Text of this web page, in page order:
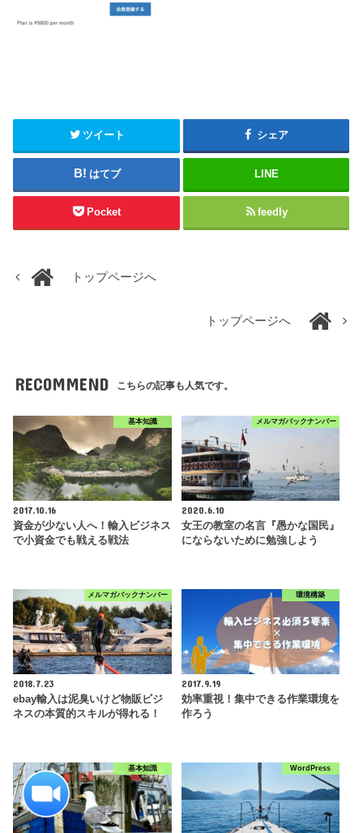
ツイート シェア
はてブ LINE
Pocket feedly
トップページへ
トップページへ
RECOMMEND こちらの記事も人気です。
基本知識
2017.10.16
資金が少ない人へ！輸入ビジネス
で小資金でも戦える戦法
メルマガバックナンバー
2020.6.10
女王の教室の名言『愚かな国民』
にならないために勉強しよう
メルマガバックナンバー
2018.7.23
ebay輸入は泥臭いけど物販ビジ
ネスの本質的スキルが得れる！
環境構築
2017.9.19
効率重視！集中できる作業環境を
作ろう
基本知識 WordPress